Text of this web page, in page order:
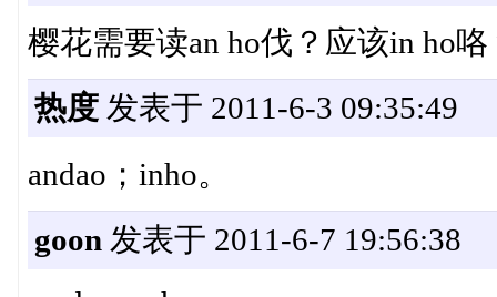
樱花需要读an ho伐？应该in ho
热度发表于 2011-6-3 09:35:49
andao；inho。
goon 发表于 2011-6-7 19:56:38